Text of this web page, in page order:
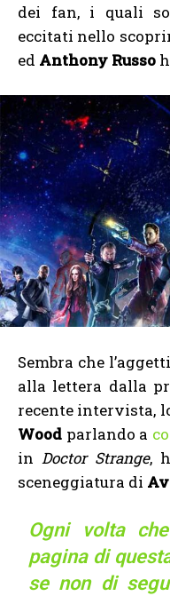
dei fan, i quali
eccitati nello
ed Anthony Russo
Sembra che
alla lettera dalla
recente intervista,
Wood parlando a
inDoctor Strange,
sceneggiatura di
Ogni volta
pagina di
se non di